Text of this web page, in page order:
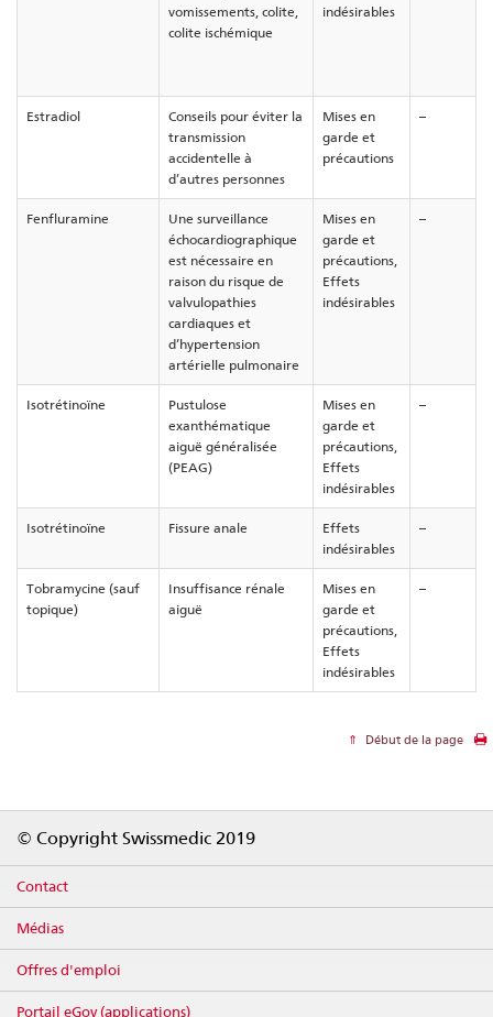
vomissements, colite,
colite ischémique
indésirables
Estradiol
Conseils pour éviter la
transmission
accidentelle à
d’autres personnes
Mises en
garde et
précautions
–
Fenfluramine
Une surveillance
échocardiographique
est nécessaire en
raison du risque de
valvulopathies
cardiaques et
d’hypertension
artérielle pulmonaire
Mises en
garde et
précautions,
Effets
indésirables
–
Isotrétinoïne
Pustulose
exanthématique
aiguë généralisée
(PEAG)
Mises en
garde et
précautions,
Effets
indésirables
–
Isotrétinoïne Fissure anale
Effets
indésirables
–
Tobramycine (sauf
topique)
Insuffisance rénale
aiguë
Mises en
garde et
précautions,
Effets
indésirables
–
Début de la page
© Copyright Swissmedic 2019
Contact
Médias
Offres d'emploi
Portail eGov (applications)